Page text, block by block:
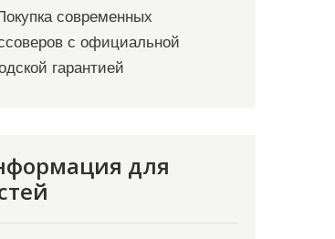
современных
с официальной
гарантией
для